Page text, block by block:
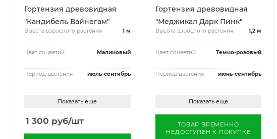
Гортензия древовидная
"Кандибель Вайнегам"
Высота взрослого растения 1 м
Цвет соцветий Малиновый
Период цветения июль-сентябрь
Показать еще
1 300 руб/шт
Гортензия древовидная
"Меджикал Дарк Пинк"
Высота взрослого растения 1,2 м
Цвет соцветий Темно-розовый
Период цветения июнь-сентябрь
Показать еще
ТОВАР ВРЕМЕННО
НЕДОСТУПЕН К ПОКУПКЕ